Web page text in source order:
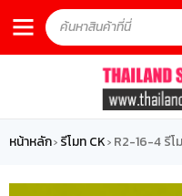
หน้าหลัก› รีโมท CK› R2-16-4 รี